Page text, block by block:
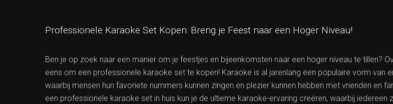
Professionele Karaoke Set Kopen: Breng je Feest naar een Hoger Niveau!
Ben je op zoek naar een manier om je feestjes en bijeenkomsten naar een hoger niveau te tillen?
eens om een professionele karaoke set te kopen! Karaoke is al jarenlang een populaire vorm van
waarbij mensen hun favoriete nummers kunnen zingen en plezier kunnen hebben met vrienden en
een professionele karaoke set in huis kun je de ultieme karaoke-ervaring creëren, waarbij iedereen